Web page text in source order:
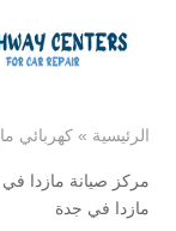
الرئيسية » كهربائي
مركز صيانة مازدا
مازدا في جدة